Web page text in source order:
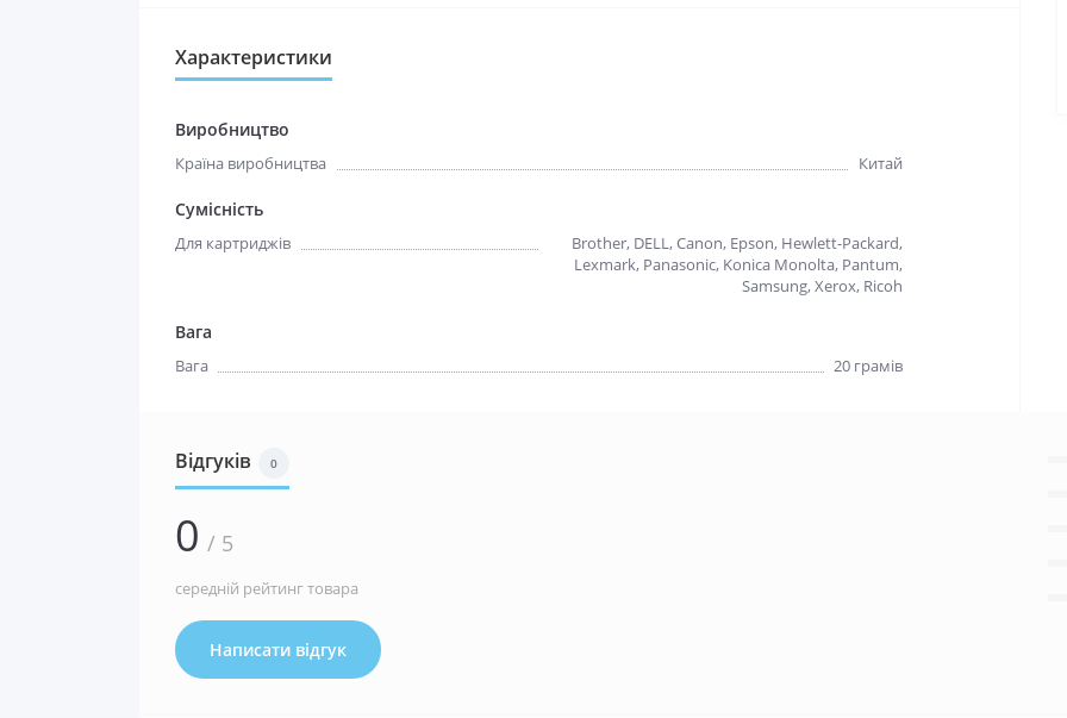
Характеристики
Виробництво
Країна виробництва Китай
Сумісність
Для картриджів
Brother, DELL, Canon, Epson, Hewlett-Packard,
Lexmark, Panasonic, Konica Monolta, Pantum,
Samsung, Xerox, Ricoh
Вага
Вага 20 грамiв
Відгуків 0
0 / 5
середній рейтинг товара
Написати відгук